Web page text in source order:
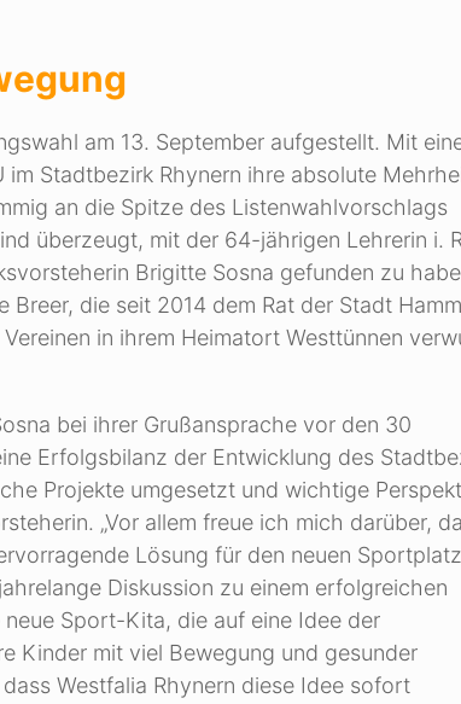
am 13. September aufgestellt. Mit
Stadtbezirk Rhynern ihre absolute
an die Spitze des Listenwahlvorschlags
überzeugt, mit der 64-jährigen Lehrerin i.
Brigitte Sosna gefunden zu
Breer, die seit 2014 dem Rat der Stadt Hamm
in ihrem Heimatort Westtünnen
bei ihrer Grußansprache vor den 30
Erfolgsbilanz der Entwicklung des
Projekte umgesetzt und wichtige
„Vor allem freue ich mich darüber,
Lösung für den neuen
Diskussion zu einem erfolgreichen
Sport-Kita, die auf eine Idee der
Kinder mit viel Bewegung und gesunder
Westfalia Rhynern diese Idee sofort